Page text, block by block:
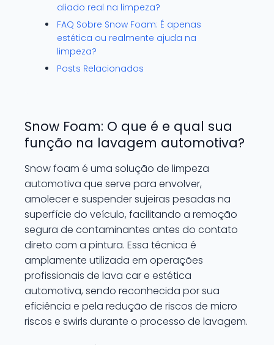
aliado real na limpeza?
FAQ Sobre Snow Foam: É apenas
estética ou realmente ajuda na
limpeza?
Posts Relacionados
Snow Foam: O que é e qual sua
função na lavagem automotiva?
Snow foam é uma solução de limpeza
automotiva que serve para envolver,
amolecer e suspender sujeiras pesadas na
superfície do veículo, facilitando a remoção
segura de contaminantes antes do contato
direto com a pintura. Essa técnica é
amplamente utilizada em operações
profissionais de lava car e estética
automotiva, sendo reconhecida por sua
eficiência e pela redução de riscos de micro
riscos e swirls durante o processo de lavagem.